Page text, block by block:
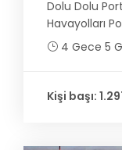
Dolu Dolu
Havayolları
4 Gece 5
Kişi başı: